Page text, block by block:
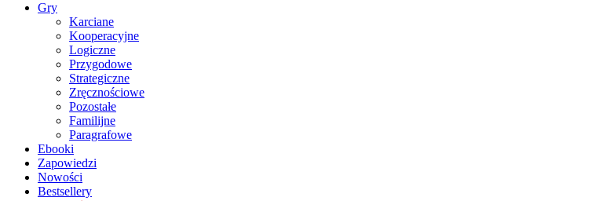
Gry
Karciane
Kooperacyjne
Logiczne
Przygodowe
Strategiczne
Zręcznościowe
Pozostałe
Familijne
Paragrafowe
Ebooki
Zapowiedzi
Nowości
Bestsellery